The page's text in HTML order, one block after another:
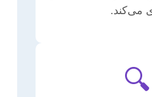
می‌کند.
🔍